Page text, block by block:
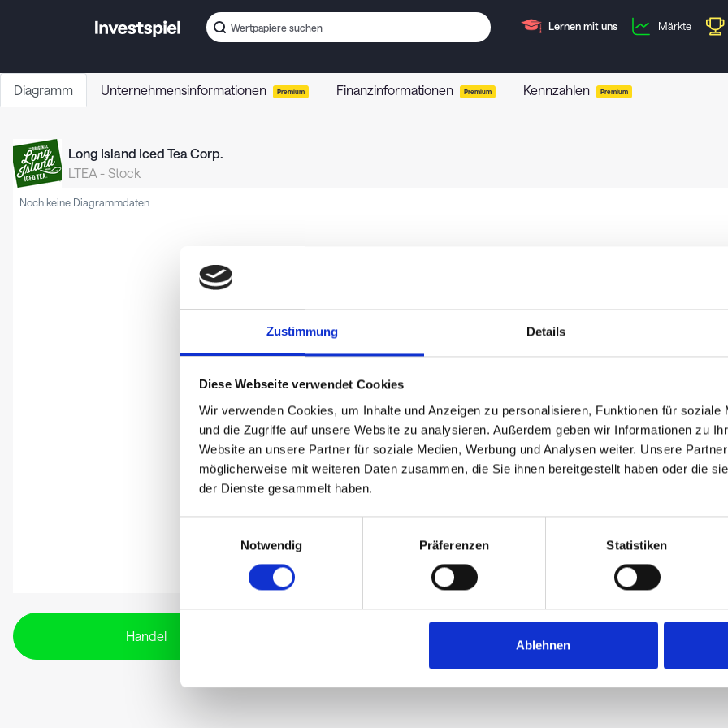
Zustimmung Details
Diese Webseite verwendet Cookies
Wir verwenden Cookies, um Inhalte und Anzeigen zu personalisieren, Funktionen für soziale
und die Zugriffe auf unsere Website zu analysieren. Außerdem geben wir Informationen zu
Website an unsere Partner für soziale Medien, Werbung und Analysen weiter. Unsere
möglicherweise mit weiteren Daten zusammen, die Sie ihnen bereitgestellt haben oder die
der Dienste gesammelt haben.
Notwendig
Präferenzen Statistiken
Ablehnen
Lernen mit uns Märkte
Diagramm Unternehmensinformationen Premium Finanzinformationen Premium Kennzahlen Premium
Long Island Iced Tea Corp.
LTEA - Stock
Noch keine Diagrammdaten
Handel